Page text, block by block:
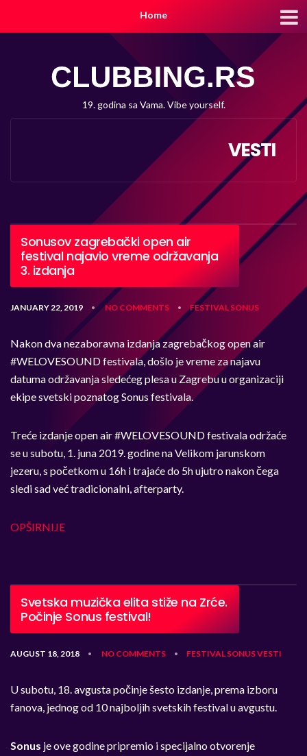
Home
19. godina sa Vama. Vibe yourself.
VESTI
Sonusov zagrebački open air
festival najavio vreme održavanja
3. izdanja
JANUARY 22, 2019 • NO COMMENTS • FESTIVAL SONUS
Nakon dva nezaboravna izdanja zagrebačkog open air
#WELOVESOUND festivala, došlo je vreme za najavu
datuma održavanja sledećeg plesa u Zagrebu u organizaciji
ekipe svetski poznatog Sonus festivala.
Treće izdanje open air #WELOVESOUND festivala održaće
se u subotu, 1. juna 2019. godine na Velikom jarunskom
jezeru, s početkom u 16h i trajaće do 5h ujutro nakon čega
sledi sad već tradicionalni, afterparty.
OPŠIRNIJE
Svetska muzička elita stiže na Zrće.
Počinje Sonus festival!
AUGUST 18, 2018 • NO COMMENTS • FESTIVAL SONUSVESTI
U subotu, 18. avgusta počinje šesto izdanje, prema izboru
fanova, jednog od 10 najboljih svetskih festival u avgustu.
Sonus je ove godine pripremio i specijalno otvorenje